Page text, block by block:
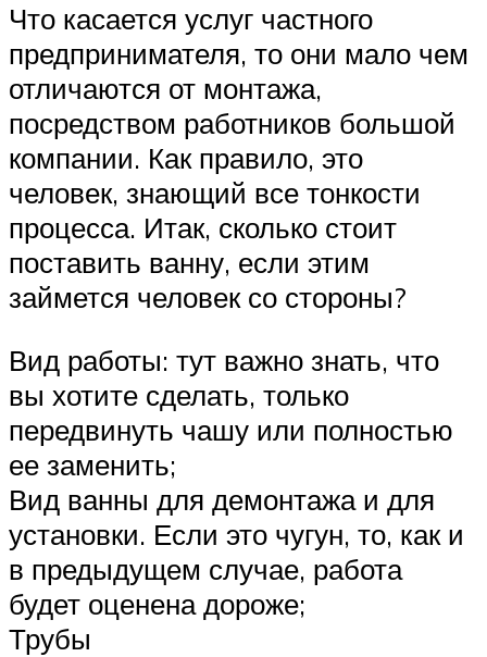
Что касается услуг частного
предпринимателя, то они мало чем
отличаются от монтажа,
посредством работников большой
компании. Как правило, это
человек, знающий все тонкости
процесса. Итак, сколько стоит
поставить ванну, если этим
займется человек со стороны?
Вид работы: тут важно знать, что
вы хотите сделать, только
передвинуть чашу или полностью
ее заменить;
Вид ванны для демонтажа и для
установки. Если это чугун, то, как и
в предыдущем случае, работа
будет оценена дороже;
Трубы